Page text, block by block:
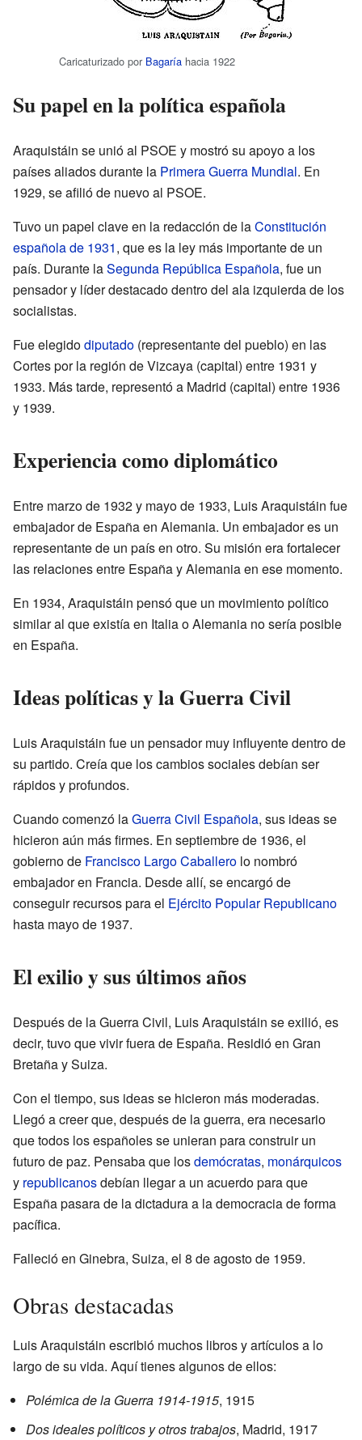
Caricaturizado por Bagaría hacia 1922
Su papel en la política española
Araquistáin se unió al PSOE y mostró su apoyo a los
países aliados durante la Primera Guerra Mundial. En
1929, se afilió de nuevo al PSOE.
Tuvo un papel clave en la redacción de laConstitución
española de 1931, que es la ley más importante de un
país. Durante laSegunda República Española, fue un
pensador y líder destacado dentro del ala izquierda de los
socialistas.
Fue elegidodiputado (representante del pueblo) en las
Cortes por la región de Vizcaya (capital) entre 1931 y
1933. Más tarde, representó a Madrid (capital) entre 1936
y 1939.
Experiencia como diplomático
Entre marzo de 1932 y mayo de 1933, Luis Araquistáin fue
embajador de España en Alemania. Un embajador es un
representante de un país en otro. Su misión era fortalecer
las relaciones entre España y Alemania en ese momento.
En 1934, Araquistáin pensó que un movimiento político
similar al que existía en Italia o Alemania no sería posible
en España.
Ideas políticas y la Guerra Civil
Luis Araquistáin fue un pensador muy influyente dentro de
su partido. Creía que los cambios sociales debían ser
rápidos y profundos.
Cuando comenzó laGuerra Civil Española, sus ideas se
hicieron aún más firmes. En septiembre de 1936, el
gobierno de Francisco Largo Caballero lo nombró
embajador en Francia. Desde allí, se encargó de
conseguir recursos para el Ejército Popular Republicano
hasta mayo de 1937.
El exilio y sus últimos años
Después de la Guerra Civil, Luis Araquistáin se exilió, es
decir, tuvo que vivir fuera de España. Residió en Gran
Bretaña y Suiza.
Con el tiempo, sus ideas se hicieron más moderadas.
Llegó a creer que, después de la guerra, era necesario
que todos los españoles se unieran para construir un
futuro de paz. Pensaba que losdemócratas, monárquicos
y republicanosdebían llegar a un acuerdo para que
España pasara de la dictadura a la democracia de forma
pacífica.
Falleció en Ginebra, Suiza, el 8 de agosto de 1959.
Obras destacadas
Luis Araquistáin escribió muchos libros y artículos a lo
largo de su vida. Aquí tienes algunos de ellos:
Polémica de la Guerra 1914-1915, 1915
Dos ideales políticos y otros trabajos, Madrid, 1917